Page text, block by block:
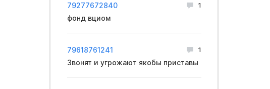
79277672840 1
фонд вциом
79618761241 1
Звонят и угрожают якобы приставы